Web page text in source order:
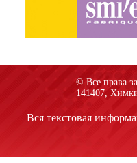
© Все права
141407,
Вся текстовая